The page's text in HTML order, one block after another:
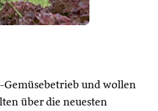
und wollen
über die neuesten